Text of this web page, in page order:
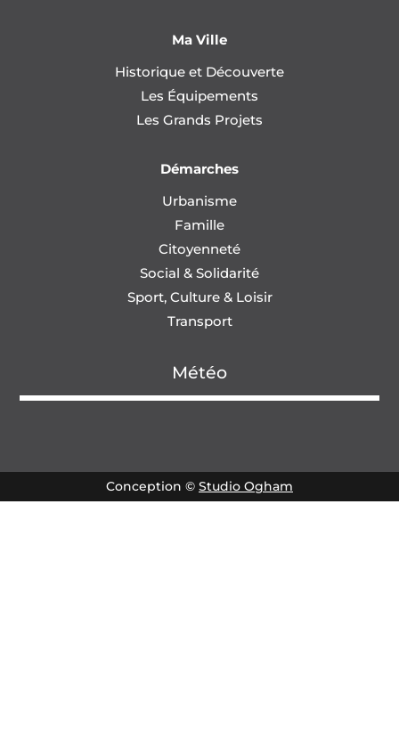
Ma Ville
Historique et Découverte
Les Équipements
Les Grands Projets
Démarches
Urbanisme
Famille
Citoyenneté
Social & Solidarité
Sport, Culture & Loisir
Transport
Météo
Conception © Studio Ogham